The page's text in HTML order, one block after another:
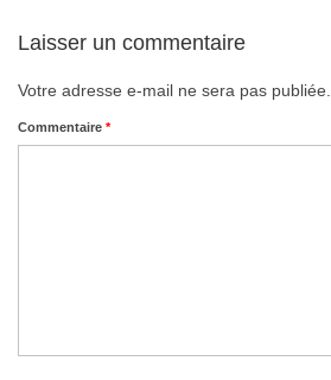
Laisser un commentaire
Votre adresse e-mail ne sera pas publiée.
Commentaire *